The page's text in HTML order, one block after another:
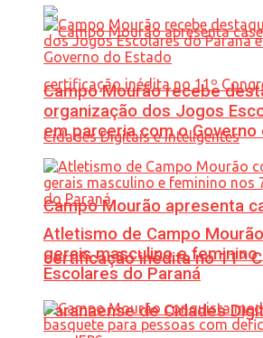
Campo Mourão apresenta
certificação inédita no 11º
Paranaense de Cidades
Campo Mourão recebe
organização dos Jogos
em parceria com o Governo
Atletismo de Campo
gerais masculino e
Escolares do Paraná